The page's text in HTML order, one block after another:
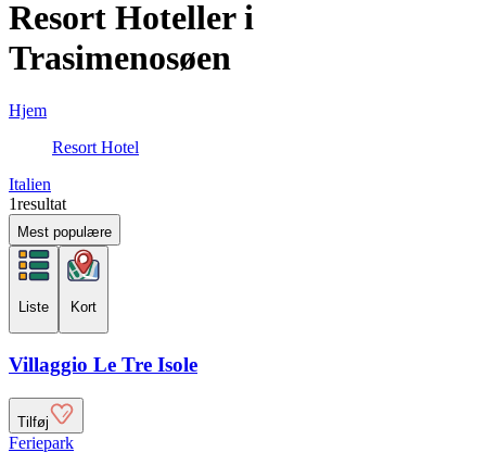
Resort Hoteller i
Trasimenosøen
Hjem
Resort Hotel
Italien
1resultat
Mest populære
Liste Kort
Villaggio Le Tre Isole
Tilføj
Feriepark